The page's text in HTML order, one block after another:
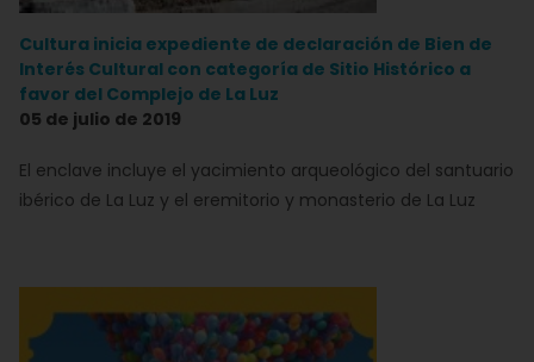
Cultura inicia expediente de declaración de Bien de
Interés Cultural con categoría de Sitio Histórico a
favor del Complejo de La Luz
05 de julio de 2019
El enclave incluye el yacimiento arqueológico del santuario
ibérico de La Luz y el eremitorio y monasterio de La Luz